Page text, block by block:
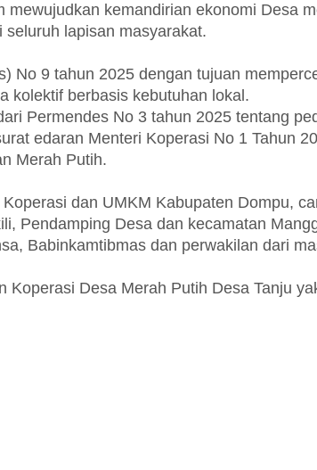
kemandirian ekonomi Desa
lapisan masyarakat.
No 9 tahun 2025 dengan tujuan
kolektif berbasis kebutuhan lokal.
Permendes No 3 tahun 2025 tentang
edaran Menteri Koperasi No 1 Tahun
Merah Putih.
dan UMKM Kabupaten Dompu,
Pendamping Desa dan kecamatan
Babinkamtibmas dan perwakilan dari
Koperasi Desa Merah Putih Desa Tanju